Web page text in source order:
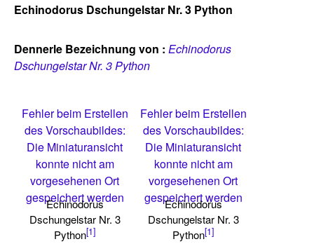
Echinodorus Dschungelstar Nr. 3 Python
Dennerle Bezeichnung von : Echinodorus
Dschungelstar Nr. 3 Python
Fehler beim Erstellen
des Vorschaubildes:
Die Miniaturansicht
konnte nicht am
vorgesehenen Ort
gespeichert werden
Echinodorus
Dschungelstar Nr. 3
Python[1]
Fehler beim Erstellen
des Vorschaubildes:
Die Miniaturansicht
konnte nicht am
vorgesehenen Ort
gespeichert werden
Echinodorus
Dschungelstar Nr. 3
Python[1]